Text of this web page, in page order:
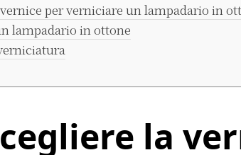
per verniciare un lampadario in
lampadario in ottone
la